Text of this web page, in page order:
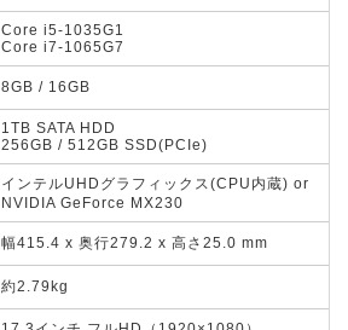
Core i5-1035G1
Core i7-1065G7
8GB / 16GB
1TB SATA HDD
256GB / 512GB SSD(PCIe)
インテルUHDグラフィックス(CPU内蔵) or
NVIDIA GeForce MX230
幅415.4 x 奥行279.2 x 高さ25.0 mm
約2.79kg